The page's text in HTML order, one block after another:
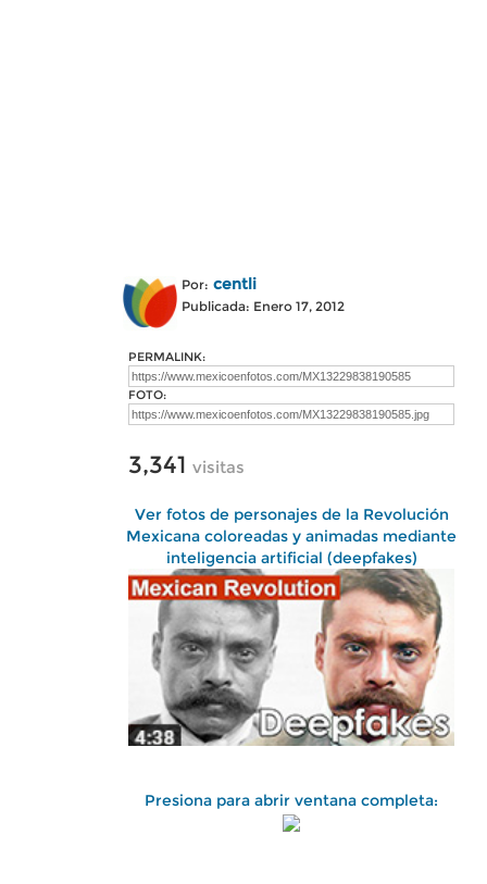
Por: centli
Publicada: Enero 17, 2012
PERMALINK:
FOTO:
3,341 visitas
Ver fotos de personajes de la Revolución
Mexicana coloreadas y animadas mediante
inteligencia artificial (deepfakes)
Presiona para abrir ventana completa: